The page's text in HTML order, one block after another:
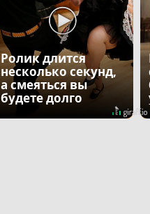
Ролик длится
несколько секунд,
а смеяться вы
будете долго